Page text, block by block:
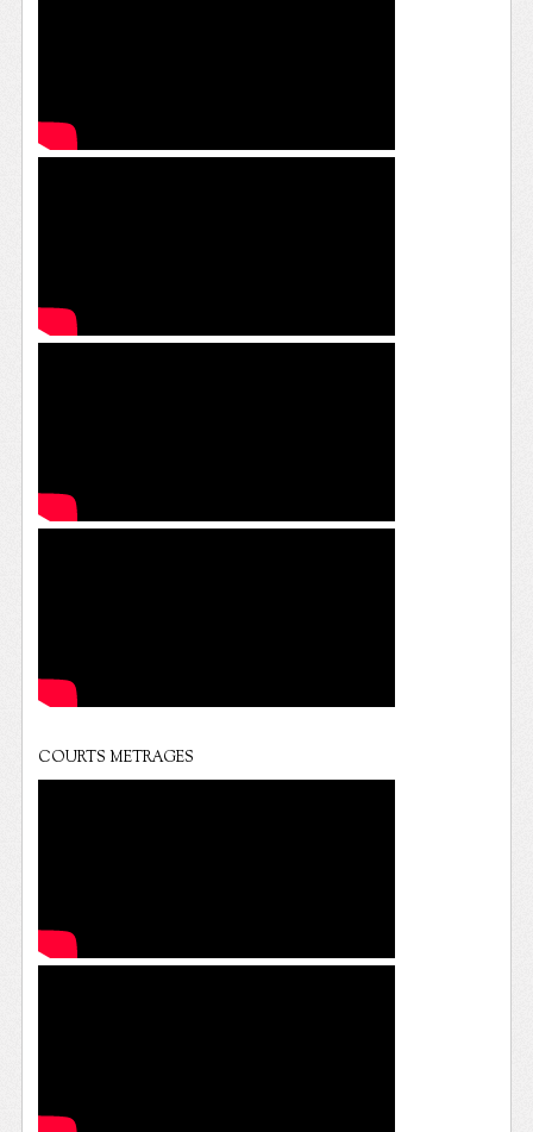
COURTS METRAGES